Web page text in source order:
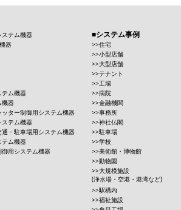
テム機器
器
テム機器
機器
ッター制御用システム機器
テム機器
・駐車場用システム機器
テム機器
用システム機器
システム事例
住宅
小型店舗
大型店舗
テナント
工場
病院
金融機関
事務所
神社仏閣
駐車場
学校
美術館・博物館
動物園
大規模施設
(浄水場・空港・港湾など)
駅構内
福祉施設